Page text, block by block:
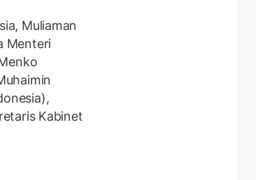
Muliaman
Menteri
Kabinet